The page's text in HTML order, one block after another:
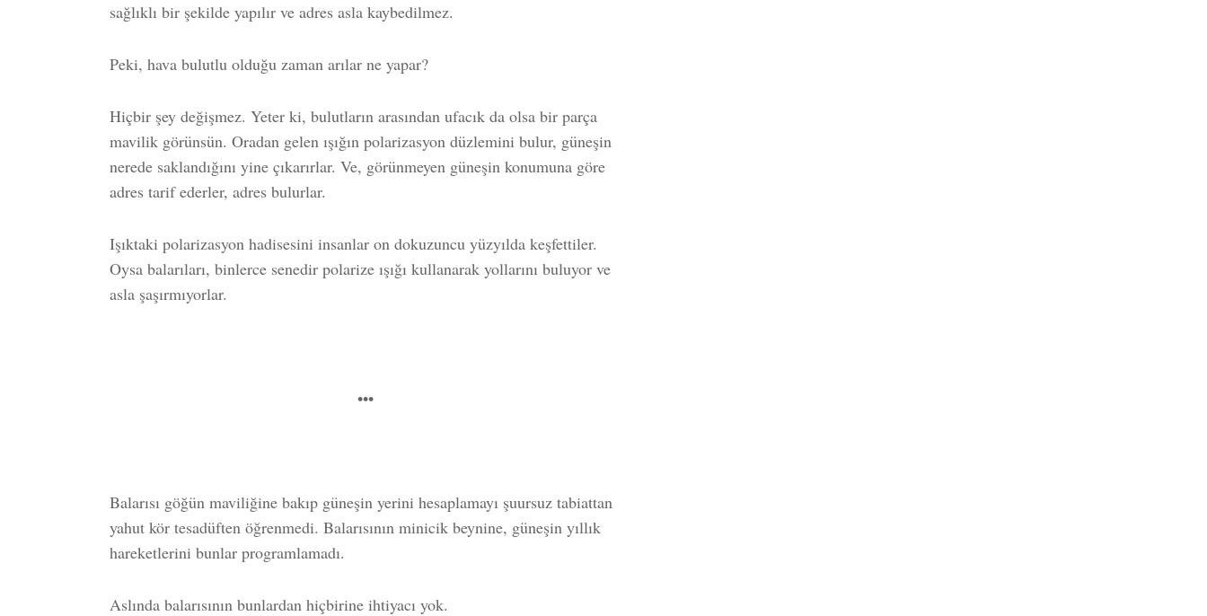
sağlıklı bir şekilde yapılır ve adres asla kaybedilmez.
Peki, hava bulutlu olduğu zaman arılar ne yapar?
Hiçbir şey değişmez. Yeter ki, bulutların arasından ufacık da olsa bir parça
mavilik görünsün. Oradan gelen ışığın polarizasyon düzlemini bulur, güneşin
nerede saklandığını yine çıkarırlar. Ve, görünmeyen güneşin konumuna göre
adres tarif ederler, adres bulurlar.
Işıktaki polarizasyon hadisesini insanlar on dokuzuncu yüzyılda keşfettiler.
Oysa balarıları, binlerce senedir polarize ışığı kullanarak yollarını buluyor ve
asla şaşırmıyorlar.
•••
Balarısı göğün maviliğine bakıp güneşin yerini hesaplamayı şuursuz tabiattan
yahut kör tesadüften öğrenmedi. Balarısının minicik beynine, güneşin yıllık
hareketlerini bunlar programlamadı.
Aslında balarısının bunlardan hiçbirine ihtiyacı yok.